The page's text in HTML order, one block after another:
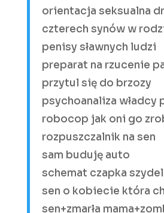
orientacja seksualna
czterech synów w
penisy sławnych ludzi
preparat na rzucenie
przytul się do brzozy
psychoanaliza władcy
robocop jak oni go
rozpuszczalnik na sen
sam buduję auto
schemat czapka
sen o kobiecie która
sen+zmarła